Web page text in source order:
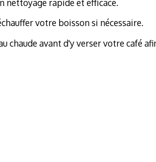
nettoyage rapide et efficace.
votre boisson si nécessaire.
chaude avant d'y verser votre café